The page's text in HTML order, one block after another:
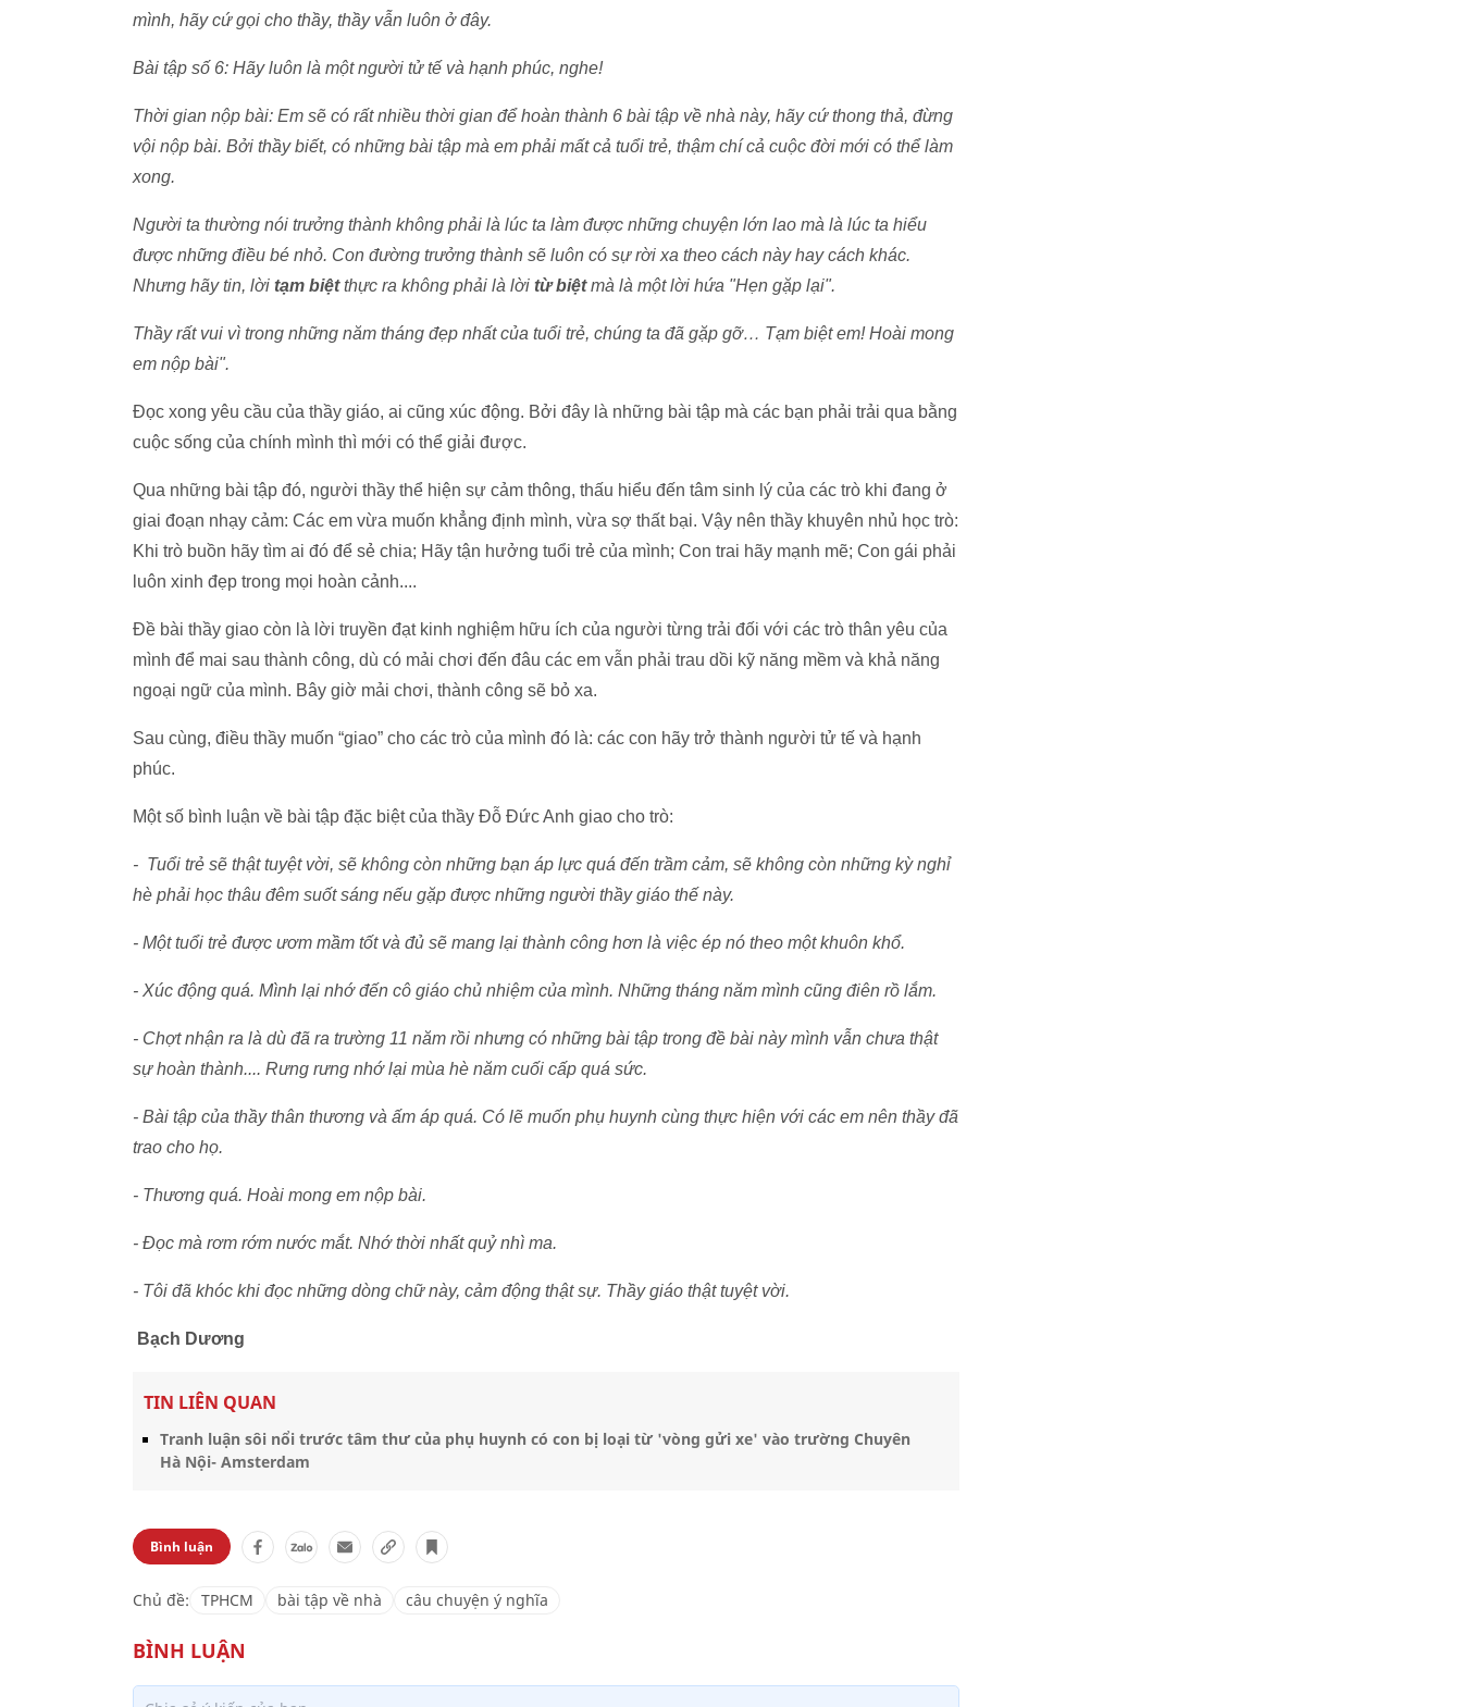
mình, hãy cứ gọi cho thầy, thầy vẫn luôn ở đây.
Bài tập số 6: Hãy luôn là một người tử tế và hạnh phúc, nghe!
Thời gian nộp bài: Em sẽ có rất nhiều thời gian để hoàn thành 6 bài tập về nhà này, hãy cứ thong thả, đừng
vội nộp bài. Bởi thầy biết, có những bài tập mà em phải mất cả tuổi trẻ, thậm chí cả cuộc đời mới có thể làm
xong.
Người ta thường nói trưởng thành không phải là lúc ta làm được những chuyện lớn lao mà là lúc ta hiểu
được những điều bé nhỏ. Con đường trưởng thành sẽ luôn có sự rời xa theo cách này hay cách khác.
Nhưng hãy tin, lời tạm biệtthực ra không phải là lời từ biệtmà là một lời hứa "Hẹn gặp lại".
Thầy rất vui vì trong những năm tháng đẹp nhất của tuổi trẻ, chúng ta đã gặp gỡ… Tạm biệt em! Hoài mong
em nộp bài".
Đọc xong yêu cầu của thầy giáo, ai cũng xúc động. Bởi đây là những bài tập mà các bạn phải trải qua bằng
cuộc sống của chính mình thì mới có thể giải được.
Qua những bài tập đó, người thầy thể hiện sự cảm thông, thấu hiểu đến tâm sinh lý của các trò khi đang ở
giai đoạn nhạy cảm: Các em vừa muốn khẳng định mình, vừa sợ thất bại. Vậy nên thầy khuyên nhủ học trò:
Khi trò buồn hãy tìm ai đó để sẻ chia; Hãy tận hưởng tuổi trẻ của mình; Con trai hãy mạnh mẽ; Con gái phải
luôn xinh đẹp trong mọi hoàn cảnh....
Đề bài thầy giao còn là lời truyền đạt kinh nghiệm hữu ích của người từng trải đối với các trò thân yêu của
mình để mai sau thành công, dù có mải chơi đến đâu các em vẫn phải trau dồi kỹ năng mềm và khả năng
ngoại ngữ của mình. Bây giờ mải chơi, thành công sẽ bỏ xa.
Sau cùng, điều thầy muốn “giao” cho các trò của mình đó là: các con hãy trở thành người tử tế và hạnh
phúc.
Một số bình luận về bài tập đặc biệt của thầy Đỗ Đức Anh giao cho trò:
- Tuổi trẻ sẽ thật tuyệt vời, sẽ không còn những bạn áp lực quá đến trầm cảm, sẽ không còn những kỳ nghỉ
hè phải học thâu đêm suốt sáng nếu gặp được những người thầy giáo thế này.
- Một tuổi trẻ được ươm mầm tốt và đủ sẽ mang lại thành công hơn là việc ép nó theo một khuôn khổ.
- Xúc động quá. Mình lại nhớ đến cô giáo chủ nhiệm của mình. Những tháng năm mình cũng điên rồ lắm.
- Chợt nhận ra là dù đã ra trường 11 năm rồi nhưng có những bài tập trong đề bài này mình vẫn chưa thật
sự hoàn thành.... Rưng rưng nhớ lại mùa hè năm cuối cấp quá sức.
- Bài tập của thầy thân thương và ấm áp quá. Có lẽ muốn phụ huynh cùng thực hiện với các em nên thầy đã
trao cho họ.
- Thương quá. Hoài mong em nộp bài.
- Đọc mà rơm rớm nước mắt. Nhớ thời nhất quỷ nhì ma.
- Tôi đã khóc khi đọc những dòng chữ này, cảm động thật sự. Thầy giáo thật tuyệt vời.
Bạch Dương
TIN LIÊN QUAN
Tranh luận sôi nổi trước tâm thư của phụ huynh có con bị loại từ 'vòng gửi xe' vào trường Chuyên
Hà Nội- Amsterdam
Bình luận
Chủ đề: TPHCM bài tập về nhà câu chuyện ý nghĩa